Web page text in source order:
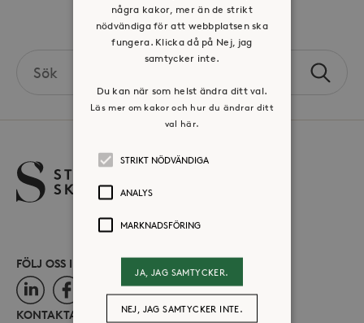
Volontär hos Stora Sköndal
the
Sök
FÖLJ OSS I SOCIALA MEDIER
LinkedInFacebookInstagram
KONTAKTA OSS
några kakor, mer än de strikt
nödvändiga för att webbplatsen ska
fungera. Klicka då på Nej, jag
samtycker inte.
Du kan när som helst ändra ditt val.
Läs mer om kakor och hur du ändrar ditt
val här.
STRIKT NÖDVÄNDIGA
ANALYS
MARKNADSFÖRING
JA, JAG SAMTYCKER.
NEJ, JAG SAMTYCKER INTE.